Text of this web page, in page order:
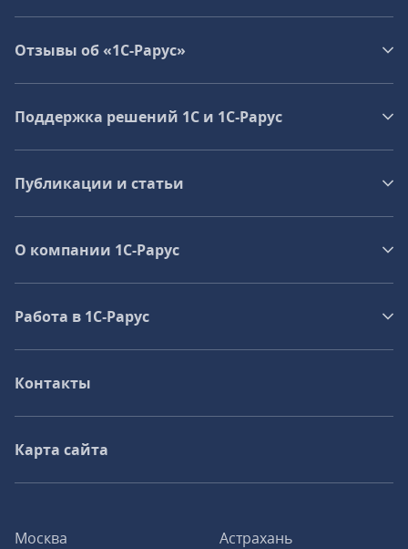
Москва
Астрахань
Отзывы об «1С-Рарус»
Поддержка решений 1С и 1С‑Рарус
Публикации и статьи
О компании 1C-Рарус
Работа в 1С‑Рарус
Контакты
Карта сайта